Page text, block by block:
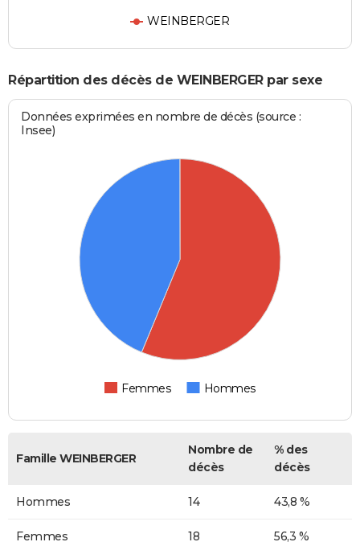
WEINBERGER
Répartition des décès de WEINBERGER par sexe
Données exprimées en nombre de décès (source :
Insee)
Femmes Hommes
Famille WEINBERGER
Nombre de
décès
% des
décès
Hommes 14 43,8 %
Femmes 18 56,3 %